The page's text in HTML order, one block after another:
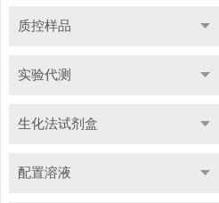
质控样品
实验代测
生化法试剂盒
配置溶液